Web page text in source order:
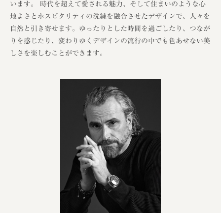
います。 時代を超えて愛される魅力、そして住まいのような心
地よさとホスピタリティの洗練を融合させたデザインで、人々を
自然と引き寄せます。ゆったりとした時間を過ごしたり、つなが
りを感じたり、変わりゆくデザインの流行の中でも色あせない美
しさを楽しむことができます。